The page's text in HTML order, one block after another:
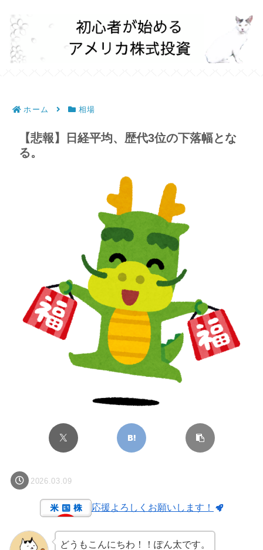
ホーム 相場
【悲報】日経平均、歴代3位の下落幅とな
る。
2026.03.09
応援よろしくお願いします！
どうもこんにちわ！！ぽん太です。